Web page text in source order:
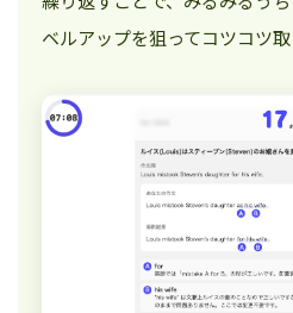
ベルアップを狙ってコツコツ取